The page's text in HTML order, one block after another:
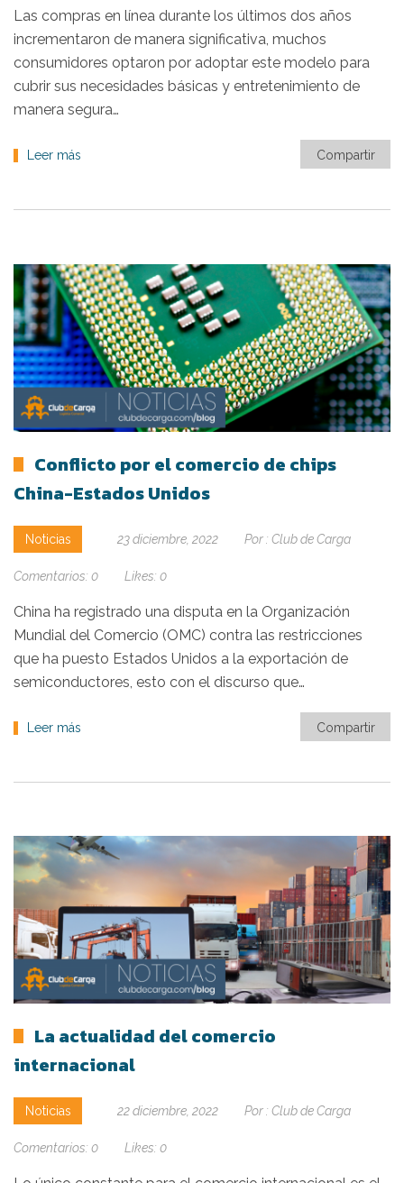
Las compras en línea durante los últimos dos años
incrementaron de manera significativa, muchos
consumidores optaron por adoptar este modelo para
cubrir sus necesidades básicas y entretenimiento de
manera segura…
Leer más Compartir
Conflicto por el comercio de chips
China-Estados Unidos
Noticias 23 diciembre, 2022 Por : Club de Carga
Comentarios: 0 Likes: 0
China ha registrado una disputa en la Organización
Mundial del Comercio (OMC) contra las restricciones
que ha puesto Estados Unidos a la exportación de
semiconductores, esto con el discurso que…
Leer más Compartir
La actualidad del comercio
internacional
Noticias 22 diciembre, 2022 Por : Club de Carga
Comentarios: 0 Likes: 0